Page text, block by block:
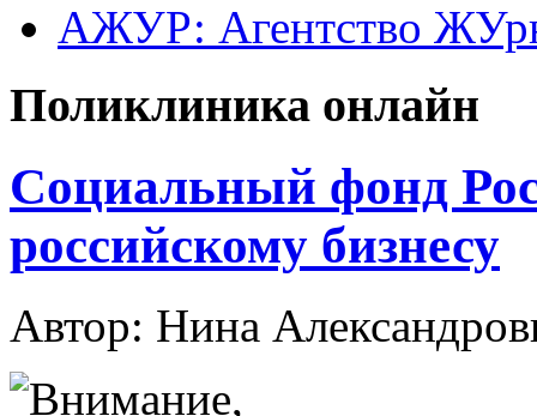
АЖУР: Агентство
Поликлиника онлайн
Социальный фонд
российскому бизнесу
Автор: Нина